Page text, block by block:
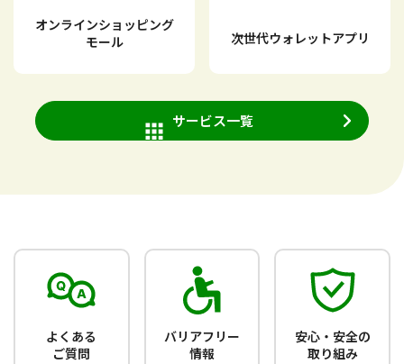
オンラインショッピング
モール
次世代ウォレットアプリ
サービス一覧
よくある
ご質問
バリアフリー
情報
安心・安全の
取り組み